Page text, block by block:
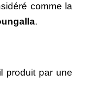
comme la
.
produit par une